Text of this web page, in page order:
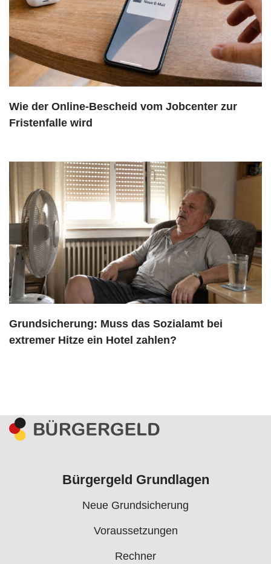
Wie der Online-Bescheid vom Jobcenter zur
Fristenfalle wird
Grundsicherung: Muss das Sozialamt bei
extremer Hitze ein Hotel zahlen?
Bürgergeld Grundlagen
Neue Grundsicherung
Voraussetzungen
Rechner